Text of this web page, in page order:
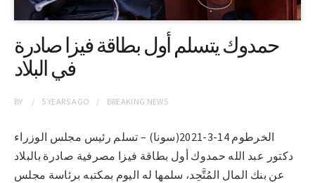
حمدوك يتسلم أول بطاقة فيزا صادرة
في البلاد
BY 5 YEARSAGO BREAKING NEWS
الخرطوم 14-3-2021(سونا) – تسلم رئيس مجلس الوزراء
دكتور عبد الله حمدوك أول بطاقة فيزا مصرفية صادرة بالبلاد
عن بنك المال المُتَّحِد، سلمها له اليوم بمكتبه برئاسة مجلس